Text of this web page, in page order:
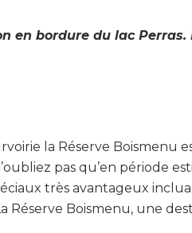
en bordure du lac
la Réserve Boismenu
pas qu’en période
très avantageux
Réserve Boismenu, une